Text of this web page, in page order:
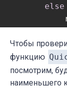
else
   }
return
Чтобы
функцию
посмотрим,
наименьшего